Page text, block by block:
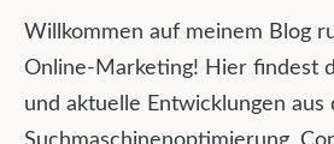
Willkommen auf meinem Blog
Online-Marketing! Hier findest
und aktuelle Entwicklungen